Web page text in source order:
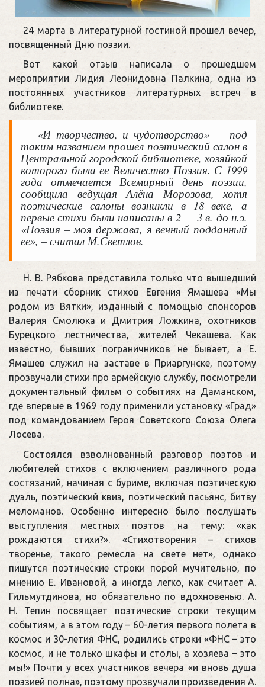
24 марта в литературной гостиной прошел вечер,
посвященный Дню поэзии.
Вот какой отзыв написала о прошедшем
мероприятии Лидия Леонидовна Палкина, одна из
постоянных участников литературных встреч в
библиотеке.
«И творчество, и чудотворство» — под
таким названием прошел поэтический салон в
Центральной городской библиотеке, хозяйкой
которого была ее Величество Поэзия. С 1999
года отмечается Всемирный день поэзии,
сообщила ведущая Алёна Морозова, хотя
поэтические салоны возникли в 18 веке, а
первые стихи были написаны в 2 — 3 в. до н.э.
«Поэзия – моя держава, я вечный подданный
ее», – считал М.Светлов.
Н. В. Рябкова представила только что вышедший
из печати сборник стихов Евгения Ямашева «Мы
родом из Вятки», изданный с помощью спонсоров
Валерия Смолюка и Дмитрия Ложкина, охотников
Бурецкого лестничества, жителей Чекашева. Как
известно, бывших пограничников не бывает, а Е.
Ямашев служил на заставе в Приаргунске, поэтому
прозвучали стихи про армейскую службу, посмотрели
документальный фильм о событиях на Даманском,
где впервые в 1969 году применили установку «Град»
под командованием Героя Советского Союза Олега
Лосева.
Состоялся взволнованный разговор поэтов и
любителей стихов с включением различного рода
состязаний, начиная с буриме, включая поэтическую
дуэль, поэтический квиз, поэтический пасьянс, битву
меломанов. Особенно интересно было послушать
выступления местных поэтов на тему: «как
рождаются стихи?». «Стихотворения – стихов
творенье, такого ремесла на свете нет», однако
пишутся поэтические строки порой мучительно, по
мнению Е. Ивановой, а иногда легко, как считает А.
Гильмутдинова, но обязательно по вдохновенью. А.
Н. Тепин посвящает поэтические строки текущим
событиям, а в этом году – 60-летия первого полета в
космос и 30-летия ФНС, родились строки «ФНС – это
космос, и не только шкафы и столы, а хозяева – это
мы!» Почти у всех участников вечера «и вновь душа
поэзией полна», поэтому прозвучали произведения А.